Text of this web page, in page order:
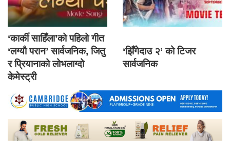
‘कार्की साहिँला’को पहिलो गीत
‘लग्यौ परान’ सार्वजनिक, जितु
र प्रियानाको लोभलाग्दो
केमेस्ट्री
‘झिँगेदाउ २’ को टिजर
सार्वजनिक